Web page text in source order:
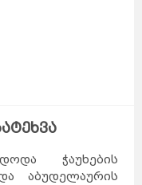
ჭაუხების
აბუდელაურის